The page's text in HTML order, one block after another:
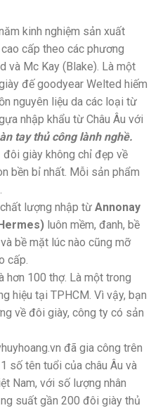
kinh nghiệm sản xuất
cấp theo các phương
và Mc Kay (Blake). Là một
đế goodyear Welted hiếm
nguyên liệu da các loại từ
nhập khẩu từ Châu Âu với
tay thủ công lành nghề.
giày không chỉ đẹp về
bền bỉ nhất. Mỗi sản phẩm
lượng nhập từ Annonay
luôn mềm, đanh, bề
bề mặt lúc nào cũng mỡ
cấp.
hơn 100 thợ. Là một trong
hiệu tại TPHCM. Vì vậy, bạn
về đôi giày, công ty có sản
đã gia công trên
số tên tuổi của châu Âu và
Nam, với số lượng nhân
suất gần 200 đôi giày thủ